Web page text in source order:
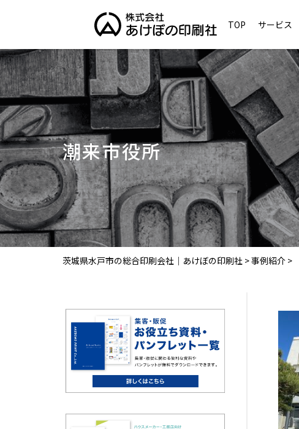
TOP サービス
潮来市役所
茨城県水戸市の総合印刷会社｜あけぼの印刷社 >事例紹介 >